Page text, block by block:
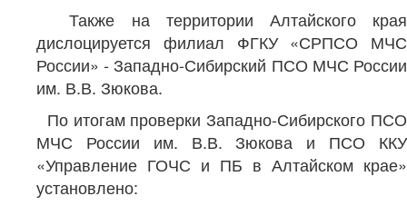
Также на территории Алтайского края
дислоцируется филиал ФГКУ «СРПСО МЧС
России» - Западно-Сибирский ПСО МЧС России
им. В.В. Зюкова.
По итогам проверки Западно-Сибирского ПСО
МЧС России им. В.В. Зюкова и ПСО ККУ
«Управление ГОЧС и ПБ в Алтайском крае»
установлено: